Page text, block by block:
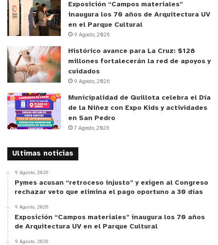
Exposición “Campos materiales”
inaugura los 70 años de Arquitectura UV
en el Parque Cultural
9 Agosto, 2026
Histórico avance para La Cruz: $128
millones fortalecerán la red de apoyos y
cuidados
9 Agosto, 2026
Municipalidad de Quillota celebra el Día
de la Niñez con Expo Kids y actividades
en San Pedro
7 Agosto, 2026
Ultimas noticias
9 Agosto, 2026
Pymes acusan “retroceso injusto” y exigen al Congreso
rechazar veto que elimina el pago oportuno a 30 días
9 Agosto, 2026
Exposición “Campos materiales” inaugura los 70 años
de Arquitectura UV en el Parque Cultural
9 Agosto, 2026